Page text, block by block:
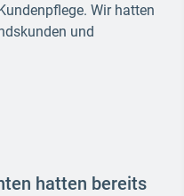
Wir hatten
und
hatten bereits